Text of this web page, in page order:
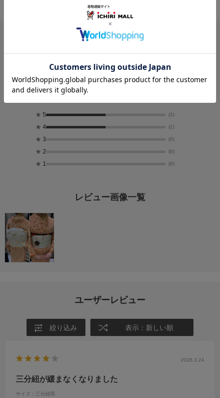
レビュー
4.5
レビュー件数：
★ 5 (1)
★ 4 (1)
★ 3 (0)
★ 2 (0)
★ 1 (0)
レビュー画像一覧
ユーザーレビュー
絞り込み 表示：新しい順
2026.3.24
三分紐が緩まなくなりました
サイズ：三分紐用